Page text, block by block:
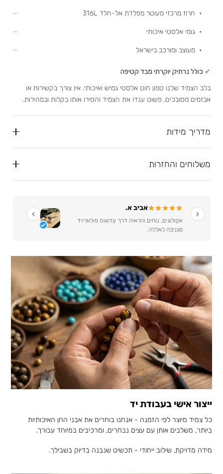
• חרוז מרכזי מעוטר מפלדת אל-חלד 316L
• גומי אלסטי איכותי
• מעוצב ומורכב בישראל
✔ כולל נרתיק יוקרתי מבד קטיפה
בלב הצמיד שלנו טמון חוט אלסטי גמיש ואיכותי. אין צורך בקשירות או
אבזמים מסובכים, פשוט ענדו את הצמיד והסירו אותו בקלות ובמהירות.
מדריך מידות
משלוחים והחזרות
אביב א.
אקולוגים, נוחים והראיה דרך עדשות פולארויד
מגניבה לאללה.
ייצור אישי בעבודת יד
כל צמיד מיוצר לפי הזמנה - אנחנו בוחרים את אבני החן האיכותיות
ביותר, משלבים אותן עם עצים נבחרים, ומרכיבים במיוחד עבורך.
מידה מדויקת, שילוב ייחודי - תכשיט שנבנה בדיוק בשבילך.